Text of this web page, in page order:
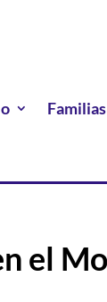
Familias
el